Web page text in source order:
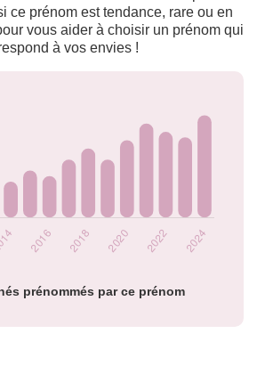
ce prénom est tendance, rare ou en
vous aider à choisir un prénom qui
à vos envies !
prénommés par ce prénom